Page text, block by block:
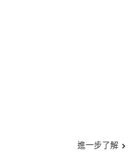
進一步了解